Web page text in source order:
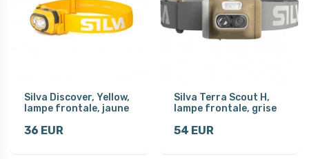
Silva Discover, Yellow,
lampe frontale, jaune
36 EUR
Silva Terra Scout H,
lampe frontale, grise
54 EUR